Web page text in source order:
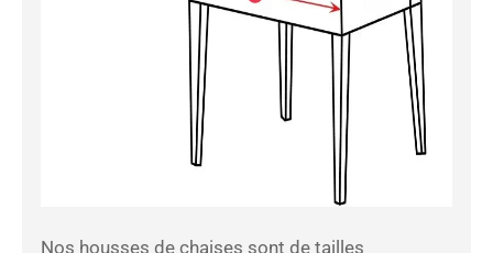
Nos housses de chaises sont de tailles